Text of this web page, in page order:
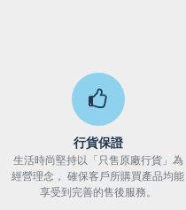
行貨保證
生活時尚堅持以「只售原廠行貨」為
經營理念， 確保客戶所購買產品均能
享受到完善的售後服務。